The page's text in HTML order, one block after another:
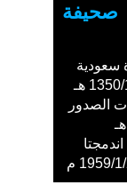
صحيفة
سعودية
أسسها: محمد صالح نصيف في 1350/11/27 هـ
وعاودت الصدور
باسم (البلاد السعودية) في 1365/4/1 هـ
اندمجتا